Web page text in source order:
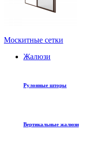
Москитные сетки
Жалюзи
Рулонные шторы
Вертикальные жалюзи